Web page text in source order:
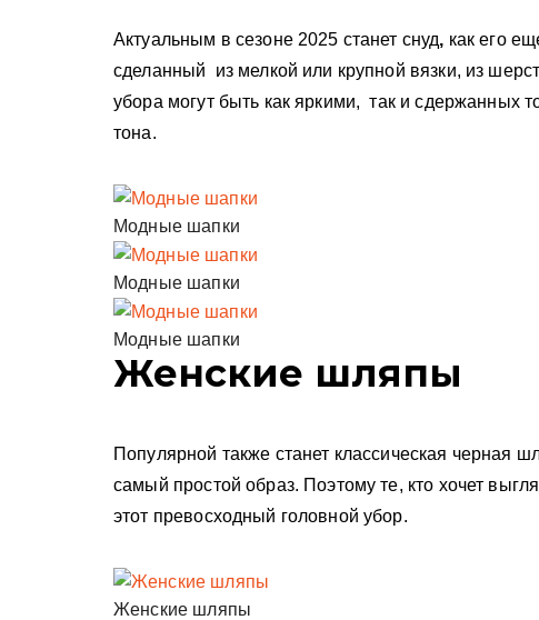
Актуальным в сезоне 2025 станет снуд, как его
сделанный из мелкой или крупной вязки, из
убора могут быть как яркими, так и сдержанных
тона.
Модные шапки
Модные шапки
Модные шапки
Женские шляпы
Популярной также станет классическая черная
самый простой образ. Поэтому те, кто хочет
этот превосходный головной убор.
Женские шляпы